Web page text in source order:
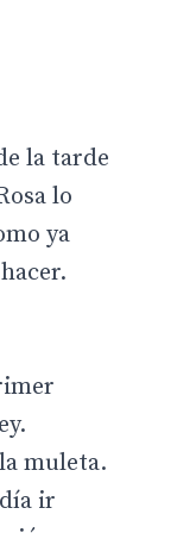
la tarde
lo
ya
muleta.
ir